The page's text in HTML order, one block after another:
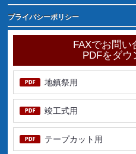
プライバシーポリシー
FAXでお問
PDFをダウ
地鎮祭用
竣工式用
テープカット用